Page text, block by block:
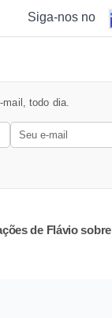
Siga-nos no
todo dia.
de Flávio sobre